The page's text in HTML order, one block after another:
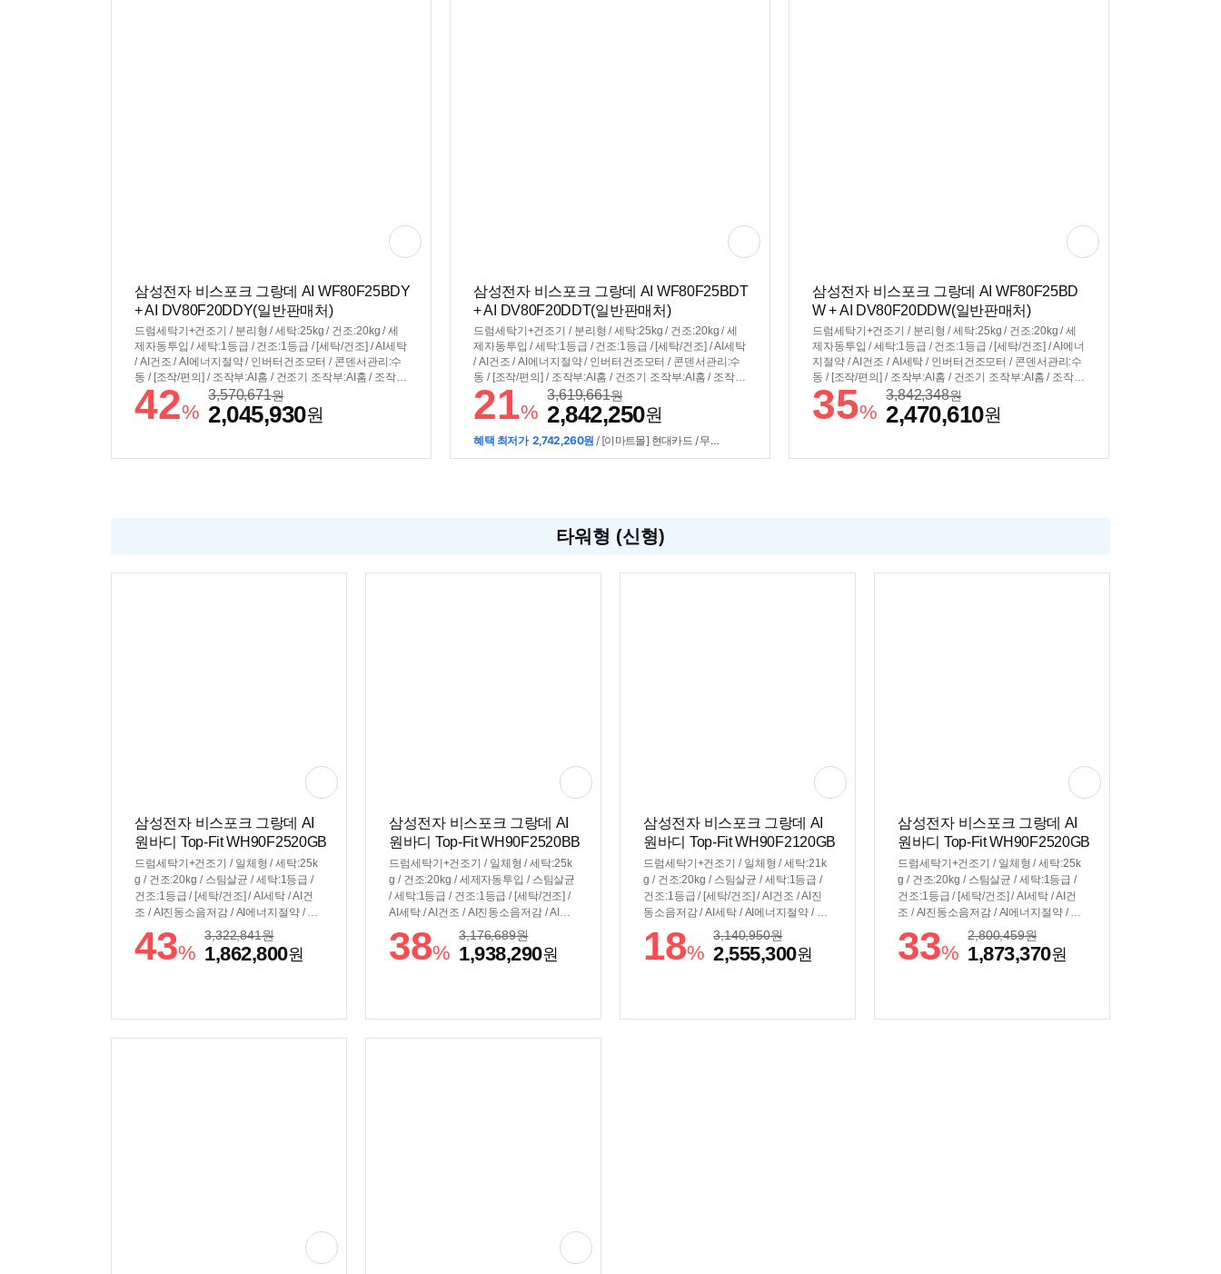
삼성전자 비스포크 그랑데 AI WF80F25BDY
+ AI DV80F20DDY(일반판매처)
드럼세탁기+건조기 / 분리형 / 세탁:25kg / 건조:20kg / 세
제자동투입 / 세탁:1등급 / 건조:1등급 / [세탁/건조] / AI세탁
/ AI건조 / AI에너지절약 / 인버터건조모터 / 콘덴서관리:수
동 / [조작/편의] / 조작부:AI홈 / 건조기 조작부:AI홈 / 조작부
연동 / 스마트페어링 / 스마트싱스 / 스마트폰제어 / [규격] /
세탁기색상:그레이지 / 건조기색상:그레이지 / 세트모델명:
WF80F2520BDHY / 직렬:±686x1998x875mm / 병렬:±13
42%
3,570,671원
2,045,930원
삼성전자 비스포크 그랑데 AI WF80F25BDT
+ AI DV80F20DDT(일반판매처)
드럼세탁기+건조기 / 분리형 / 세탁:25kg / 건조:20kg / 세
제자동투입 / 세탁:1등급 / 건조:1등급 / [세탁/건조] / AI세탁
/ AI건조 / AI에너지절약 / 인버터건조모터 / 콘덴서관리:수
동 / [조작/편의] / 조작부:AI홈 / 건조기 조작부:AI홈 / 조작부
연동 / 스마트폰제어 / 스마트페어링 / 스마트싱스 / [규격] /
세탁기색상:실버스틸 / 건조기색상:실버스틸 / 세트모델명:
WF80F2520BDHT / 직렬:±686x1998x875mm / 병렬:±13
92x984x875mm
21%
3,619,661원
2,842,250원
혜택 최저가 2,742,260원 / [이마트몰] 현대카드 / 무이자 최대 3개월
삼성전자 비스포크 그랑데 AI WF80F25BD
W + AI DV80F20DDW(일반판매처)
드럼세탁기+건조기 / 분리형 / 세탁:25kg / 건조:20kg / 세
제자동투입 / 세탁:1등급 / 건조:1등급 / [세탁/건조] / AI에너
지절약 / AI건조 / AI세탁 / 인버터건조모터 / 콘덴서관리:수
동 / [조작/편의] / 조작부:AI홈 / 건조기 조작부:AI홈 / 조작부
연동 / 스마트폰제어 / 스마트페어링 / 스마트싱스 / [규격] /
세탁기색상:화이트 / 건조기색상:화이트 / 세트모델명:WF8
0F2520BDHW / 직렬:±686x1998x875mm / 병렬:±1392x
35%
3,842,348원
2,470,610원
타워형 (신형)
삼성전자 비스포크 그랑데 AI
원바디 Top-Fit WH90F2520GB
HW(일반판매처)
드럼세탁기+건조기 / 일체형 / 세탁:25k
g / 건조:20kg / 스팀살균 / 세탁:1등급 /
건조:1등급 / [세탁/건조] / AI세탁 / AI건
조 / AI진동소음저감 / AI에너지절약 / 인
버터건조모터 / 콘덴서관리:자동 / [조작/
편의] / 조작부:AI홈 / 일체형조작부 / 스
마트싱스 / 스마트폰제어 / [규격] / 세탁
43%
3,322,841원
1,862,800원
삼성전자 비스포크 그랑데 AI
원바디 Top-Fit WH90F2520BB
HT(일반판매처)
드럼세탁기+건조기 / 일체형 / 세탁:25k
g / 건조:20kg / 세제자동투입 / 스팀살균
/ 세탁:1등급 / 건조:1등급 / [세탁/건조] /
AI세탁 / AI건조 / AI진동소음저감 / AI에
너지절약 / 인버터건조모터 / 콘덴서관
리:자동 / [조작/편의] / 조작부:AI홈 / 일체
형조작부 / 스마트싱스 / 스마트폰제어 /
38%
3,176,689원
1,938,290원
삼성전자 비스포크 그랑데 AI
원바디 Top-Fit WH90F2120GB
HS(일반판매처)
드럼세탁기+건조기 / 일체형 / 세탁:21k
g / 건조:20kg / 스팀살균 / 세탁:1등급 /
건조:1등급 / [세탁/건조] / AI건조 / AI진
동소음저감 / AI세탁 / AI에너지절약 / 인
버터건조모터 / 콘덴서관리:자동 / [조작/
편의] / 조작부:AI홈 / 일체형조작부 / 스
마트싱스 / 스마트폰제어 / [규격] / 세탁
18%
3,140,950원
2,555,300원
삼성전자 비스포크 그랑데 AI
원바디 Top-Fit WH90F2520GB
HY(일반판매처)
드럼세탁기+건조기 / 일체형 / 세탁:25k
g / 건조:20kg / 스팀살균 / 세탁:1등급 /
건조:1등급 / [세탁/건조] / AI세탁 / AI건
조 / AI진동소음저감 / AI에너지절약 / 인
버터건조모터 / 콘덴서관리:자동 / [조작/
편의] / 조작부:AI홈 / 일체형조작부 / 스
마트싱스 / 스마트폰제어 / [규격] / 세탁
33%
2,800,459원
1,873,370원